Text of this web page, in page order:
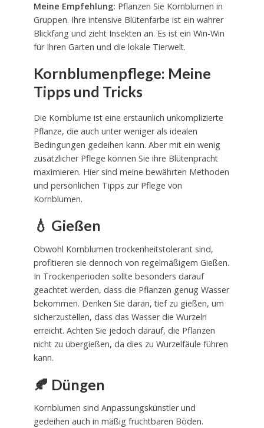
Meine Empfehlung: Pflanzen Sie Kornblumen in
Gruppen. Ihre intensive Blütenfarbe ist ein wahrer
Blickfang und zieht Insekten an. Es ist ein Win-Win
für Ihren Garten und die lokale Tierwelt.
Kornblumenpflege: Meine
Tipps und Tricks
Die Kornblume ist eine erstaunlich unkomplizierte
Pflanze, die auch unter weniger als idealen
Bedingungen gedeihen kann. Aber mit ein wenig
zusätzlicher Pflege können Sie ihre Blütenpracht
maximieren. Hier sind meine bewährten Methoden
und persönlichen Tipps zur Pflege von
Kornblumen.
💧 Gießen
Obwohl Kornblumen trockenheitstolerant sind,
profitieren sie dennoch von regelmäßigem Gießen.
In Trockenperioden sollte besonders darauf
geachtet werden, dass die Pflanzen genug Wasser
bekommen. Denken Sie daran, tief zu gießen, um
sicherzustellen, dass das Wasser die Wurzeln
erreicht. Achten Sie jedoch darauf, die Pflanzen
nicht zu übergießen, da dies zu Wurzelfäule führen
kann.
🍂 Düngen
Kornblumen sind Anpassungskünstler und
gedeihen auch in mäßig fruchtbaren Böden.